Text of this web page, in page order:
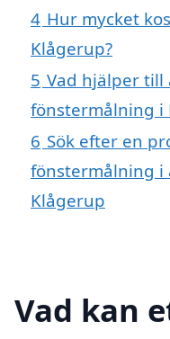
4 Hur mycket
Klågerup?
5 Vad hjälper till
fönstermålning i
6 Sök efter en
fönstermålning i
Klågerup
Vad kan